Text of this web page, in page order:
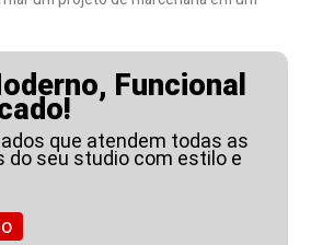
Funcional
que atendem todas as
do seu studio com estilo e